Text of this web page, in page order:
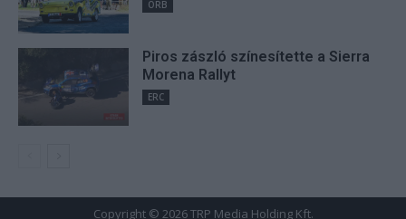
ORB
Piros zászló színesítette a Sierra
Morena Rallyt
ERC
Copyright © 2026 TRP Media Holding Kft.